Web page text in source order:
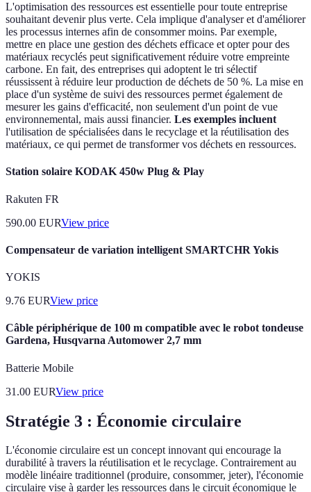
L'optimisation des ressources est essentielle pour toute entreprise
souhaitant devenir plus verte. Cela implique d'analyser et d'améliorer
les processus internes afin de consommer moins. Par exemple,
mettre en place une gestion des déchets efficace et opter pour des
matériaux recyclés peut significativement réduire votre empreinte
carbone. En fait, des entreprises qui adoptent le tri sélectif
réussissent à réduire leur production de déchets de 50 %. La mise en
place d'un système de suivi des ressources permet également de
mesurer les gains d'efficacité, non seulement d'un point de vue
environnemental, mais aussi financier. Les exemples incluent
l'utilisation de spécialisées dans le recyclage et la réutilisation des
matériaux, ce qui permet de transformer vos déchets en ressources.
Station solaire KODAK 450w Plug & Play
Rakuten FR
590.00 EURView price
Compensateur de variation intelligent SMARTCHR Yokis
YOKIS
9.76 EURView price
Câble périphérique de 100 m compatible avec le robot tondeuse
Gardena, Husqvarna Automower 2,7 mm
Batterie Mobile
31.00 EURView price
Stratégie 3 : Économie circulaire
L'économie circulaire est un concept innovant qui encourage la
durabilité à travers la réutilisation et le recyclage. Contrairement au
modèle linéaire traditionnel (produire, consommer, jeter), l'économie
circulaire vise à garder les ressources dans le circuit économique le